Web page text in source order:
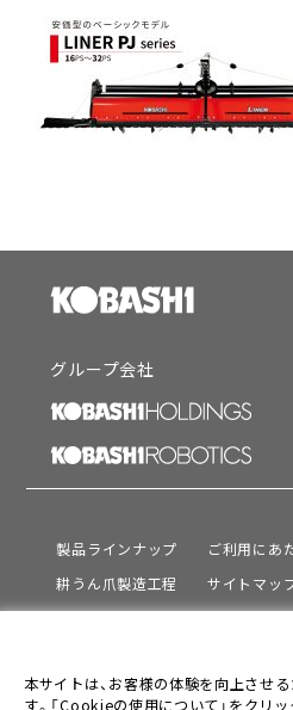
グループ会社
製品ラインナップ
耕うん爪製造工程
サポート
会社情報
ご利用にあ
サイトマッ
プライバシ
本サイトは、お客様の体験を向上させ
す。「Cookieの使用について」をクリ